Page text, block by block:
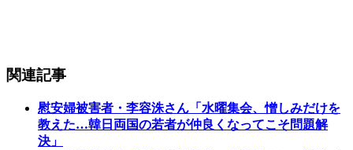
関連記事
慰安婦被害者・李容洙さん「水曜集会、憎しみだけを
教えた…韓日両国の若者が仲良くなってこそ問題解
決」